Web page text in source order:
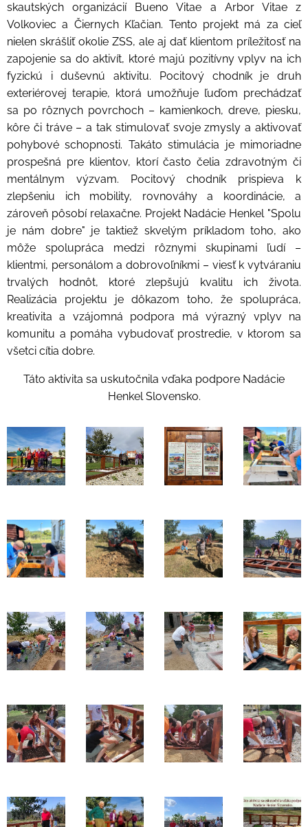
skautských organizácií Bueno Vitae a Arbor Vitae z
Volkoviec a Čiernych Kľačian. Tento projekt má za cieľ
nielen skrášliť okolie ZSS, ale aj dať klientom príležitosť na
zapojenie sa do aktivít, ktoré majú pozitívny vplyv na ich
fyzickú i duševnú aktivitu. Pocitový chodník je druh
exteriérovej terapie, ktorá umožňuje ľuďom prechádzať
sa po rôznych povrchoch – kamienkoch, dreve, piesku,
kôre či tráve – a tak stimulovať svoje zmysly a aktivovať
pohybové schopnosti. Takáto stimulácia je mimoriadne
prospešná pre klientov, ktorí často čelia zdravotným či
mentálnym výzvam. Pocitový chodník prispieva k
zlepšeniu ich mobility, rovnováhy a koordinácie, a
zároveň pôsobí relaxačne. Projekt Nadácie Henkel "Spolu
je nám dobre" je taktiež skvelým príkladom toho, ako
môže spolupráca medzi rôznymi skupinami ľudí –
klientmi, personálom a dobrovoľníkmi – viesť k vytváraniu
trvalých hodnôt, ktoré zlepšujú kvalitu ich života.
Realizácia projektu je dôkazom toho, že spolupráca,
kreativita a vzájomná podpora má výrazný vplyv na
komunitu a pomáha vybudovať prostredie, v ktorom sa
všetci cítia dobre.
Táto aktivita sa uskutočnila vďaka podpore Nadácie
Henkel Slovensko.